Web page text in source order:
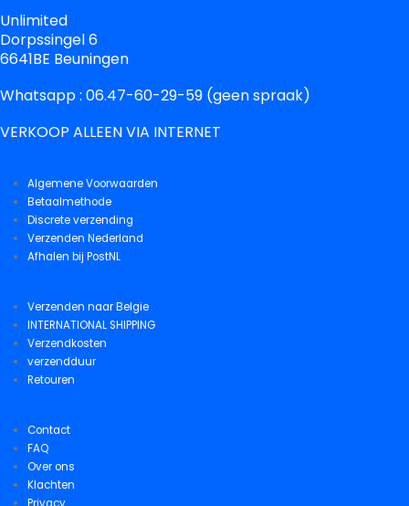
Unlimited
Dorpssingel 6
6641BE Beuningen
Whatsapp : 06.47-60-29-59 (geen spraak)
VERKOOP ALLEEN VIA INTERNET
Algemene Voorwaarden
Betaalmethode
Discrete verzending
Verzenden Nederland
Afhalen bij PostNL
Verzenden naar Belgie
INTERNATIONAL SHIPPING
Verzendkosten
verzendduur
Retouren
Contact
FAQ
Over ons
Klachten
Privacy